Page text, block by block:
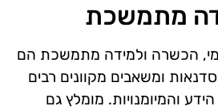
מתמשכת
הכשרה ולמידה מתמשכת הם
סדנאות ומשאבים מקוונים רבים
והמיומנויות. מומלץ גם